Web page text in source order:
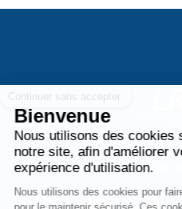
Chemin
1228 Plan-
facebookinstagram